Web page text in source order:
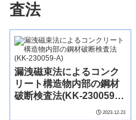
査法
漏洩磁束法によるコンク
リート構造物内部の鋼材
破断検査法(KK-230059-
2023-12-23